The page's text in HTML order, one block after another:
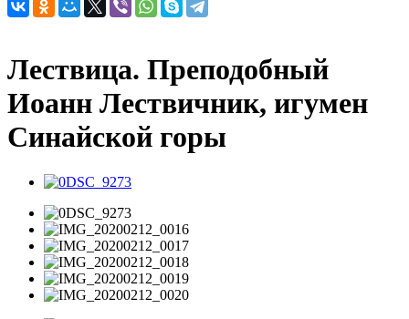
Лествица. Преподобный
Иоанн Лествичник, игумен
Синайской горы